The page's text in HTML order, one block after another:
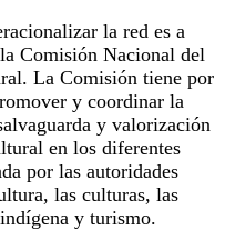
la red es a
Comisión Nacional del
La Comisión tiene por
y coordinar la
y valorización
en los diferentes
por las autoridades
las culturas, las
y turismo.